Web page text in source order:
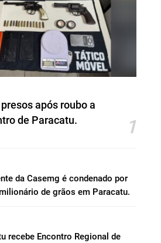
após roubo a
de Paracatu.
1
da Casemg é condenado por
de grãos em Paracatu.
recebe Encontro Regional de